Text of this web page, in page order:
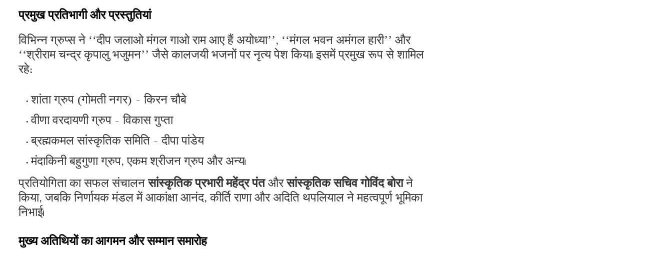
​प्रमुख प्रतिभागी और प्रस्तुतियां
​विभिन्न ग्रुप्स ने ‘‘दीप जलाओ मंगल गाओ राम आए हैं अयोध्या’’, ‘‘मंगल भवन अमंगल हारी’’ और
‘‘श्रीराम चन्द्र कृपालु भजुमन’’ जैसे कालजयी भजनों पर नृत्य पेश किया। इसमें प्रमुख रूप से शामिल
रहे:
​शांता ग्रुप (गोमती नगर) - किरन चौबे
​वीणा वरदायणी ग्रुप - विकास गुप्ता
​ब्रह्मकमल सांस्कृतिक समिति - दीपा पांडेय
​मंदाकिनी बहुगुणा ग्रुप, एकम श्रीजन ग्रुप और अन्य।
​प्रतियोगिता का सफल संचालनसांस्कृतिक प्रभारी महेंद्र पंतऔरसांस्कृतिक सचिव गोविंद बोराने
किया, जबकि निर्णायक मंडल में आकांक्षा आनंद, कीर्ति राणा और अदिति थपलियाल ने महत्वपूर्ण भूमिका
निभाई।
​मुख्य अतिथियों का आगमन और सम्मान समारोह